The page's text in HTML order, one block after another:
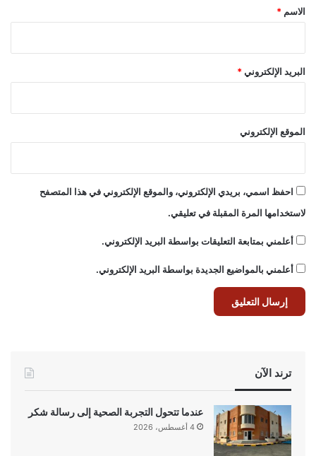
*
الاسم *
البريد الإلكتروني*
الموقع الإلكتروني
احفظ اسمي، بريدي الإلكتروني، والموقع الإلكتروني في هذا المتصفح
لاستخدامها المرة المقبلة في تعليقي.
أعلمني بمتابعة التعليقات بواسطة البريد الإلكتروني.
أعلمني بالمواضيع الجديدة بواسطة البريد الإلكتروني.
ترند الآن
عندما تتحول التجربة الصحية إلى رسالة شكر
4 أغسطس، 2026